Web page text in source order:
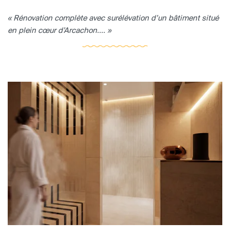
« Rénovation complète avec surélévation d’un bâtiment situé
en plein cœur d’Arcachon.... »